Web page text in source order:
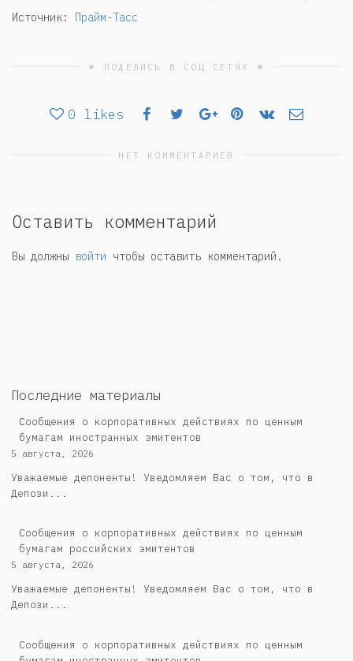
Источник:
Прайм-Тасс
☀ ПОДЕЛИСЬ В СОЦ СЕТЯХ ☀
0 likes
НЕТ КОММЕНТАРИЕВ
Оставить комментарий
Вы должны войти чтобы оставить комментарий.
Последние материалы
Сообщения о корпоративных действиях по ценным
бумагам иностранных эмитентов
5 августа, 2026
Уважаемые депоненты! Уведомляем Вас о том, что в
Депози...
Cообщения о корпоративных действиях по ценным
бумагам российских эмитентов
5 августа, 2026
Уважаемые депоненты! Уведомляем Вас о том, что в
Депози...
Сообщения о корпоративных действиях по ценным